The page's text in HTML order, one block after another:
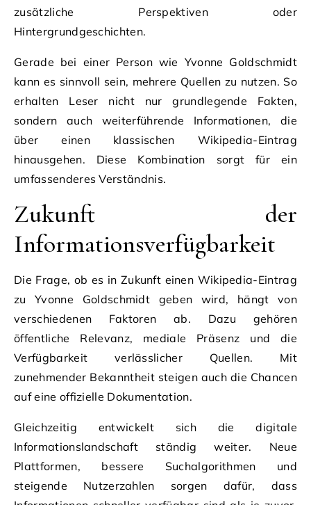
zusätzliche Perspektiven oder
Hintergrundgeschichten.
Gerade bei einer Person wie Yvonne Goldschmidt
kann es sinnvoll sein, mehrere Quellen zu nutzen. So
erhalten Leser nicht nur grundlegende Fakten,
sondern auch weiterführende Informationen, die
über einen klassischen Wikipedia-Eintrag
hinausgehen. Diese Kombination sorgt für ein
umfassenderes Verständnis.
Zukunft der
Informationsverfügbarkeit
Die Frage, ob es in Zukunft einen Wikipedia-Eintrag
zu Yvonne Goldschmidt geben wird, hängt von
verschiedenen Faktoren ab. Dazu gehören
öffentliche Relevanz, mediale Präsenz und die
Verfügbarkeit verlässlicher Quellen. Mit
zunehmender Bekanntheit steigen auch die Chancen
auf eine offizielle Dokumentation.
Gleichzeitig entwickelt sich die digitale
Informationslandschaft ständig weiter. Neue
Plattformen, bessere Suchalgorithmen und
steigende Nutzerzahlen sorgen dafür, dass